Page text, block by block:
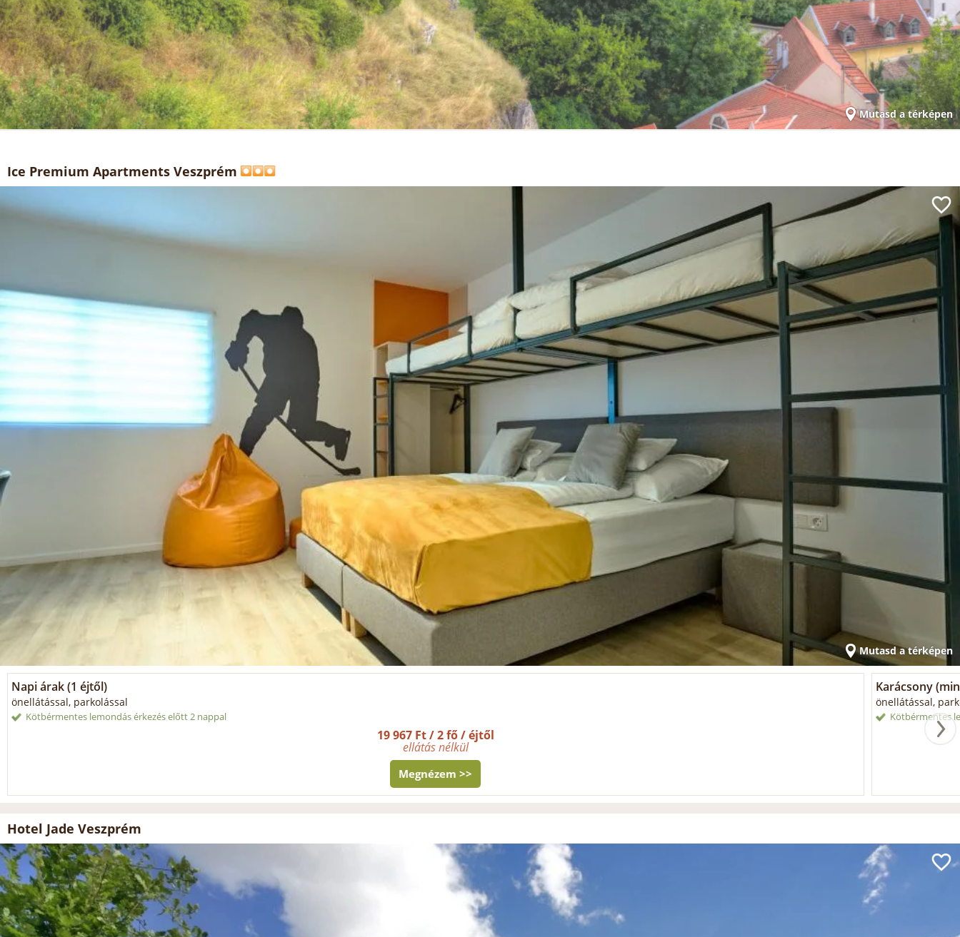
Mutasd a térképen
Ice Premium Apartments Veszprém
Mutasd a térképen
Napi árak (1 éjtől)
önellátással, parkolással
Kötbérmentes lemondás érkezés előtt 2 nappal
19 967 Ft / 2 fő / éjtől
ellátás nélkül
Megnézem >>
Karácsony
önellátással,
Kötbérmentes
Hotel Jade Veszprém